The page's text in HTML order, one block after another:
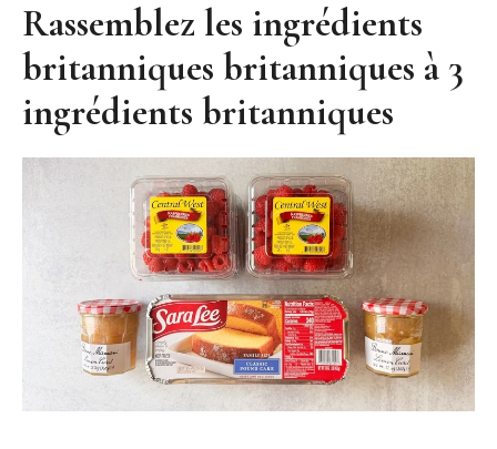
Rassemblez les ingrédients
britanniques britanniques à 3
ingrédients britanniques